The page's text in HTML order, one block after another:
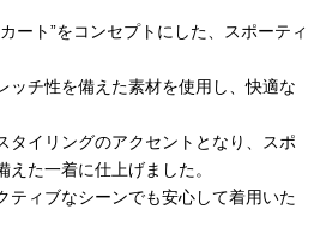
ート”をコンセプトにした、スポーティ
ッチ性を備えた素材を使用し、快適な
タイリングのアクセントとなり、スポ
た一着に仕上げました。
ティブなシーンでも安心して着用いた